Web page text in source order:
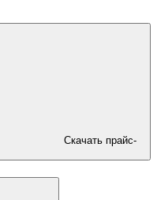
Скачать прайс-